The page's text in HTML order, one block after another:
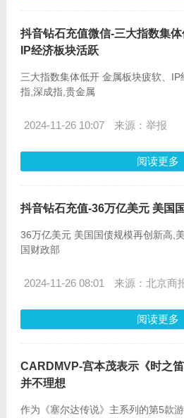
抖音钻石充值微信-三大指数集体
IP经济板块活跃
三大指数集体低开 金属板块疲软、
指,深成指,贵金属
2024-11-26 10:07 来源：举报
阅读更多
抖音钻石充值-36万亿美元 美国
36万亿美元 美国国债规模再创新高,
国财政部
2024-11-26 08:01 来源：北京商
阅读更多
CARDMVP-宫本茂表示《时之
并不理想
作为《塞尔达传说》主系列的第5款